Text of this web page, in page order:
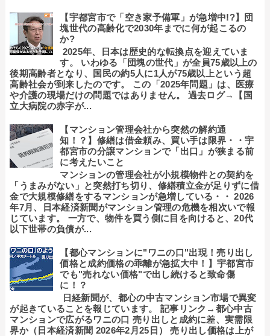
【宇都宮市で「空き家予備軍」が急増中!?】団
塊世代の高齢化で2030年までに何が起こるの
か?
2025年、日本は歴史的な転換点を迎えていま
す。 いわゆる「団塊の世代」が全員75歳以上の
後期高齢者となり、国民の約5人に1人が75歳以上という超
高齢社会が到来したのです。 この「2025年問題」は、医療
や介護の現場だけの問題ではありません。 過去ログ→【国
立大病院の赤字が...
【マンション管理会社から突然の解約通
知！？】修繕は借金頼み、買い手は限界・・宇
都宮市の分譲マンションで「出口」が狭まる前
に考えたいこと
マンションの管理会社が小規模物件との契約を
「うまみがない」と突然打ち切り、修繕積立金が足りずに借
金で大規模修繕をするマンションが急増している・・ 2026
年7月、日本経済新聞がマンション管理の危機を相次いで報
じています。 一方で、物件を買う側に目を向けると、20代
以下世帯の負債が...
【都心マンションに"ワニの口"出現！売り出し
価格と成約価格の乖離が急拡大中！】宇都宮市
でも"売れない価格"で出し続けると致命傷
に！？
日経新聞が、都心の中古マンション市場で異変
が起きていることを報じています。 記事リンク→都心中古
マンションで広がるワニの口 売り出しと成約に差、実需限
界か（日本経済新聞 2026年2月25日） 売り出し価格は上が